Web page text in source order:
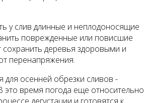
у слив длинные и неплодоносящие
поврежденные или повисшие
деревья здоровыми и
перенапряжения.
осенней обрезки сливов -
это время погода еще относительно